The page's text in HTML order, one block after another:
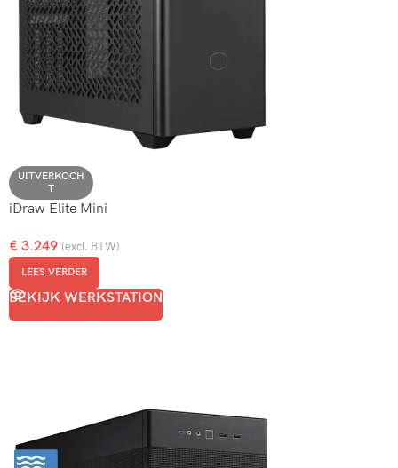
UITVERKOCH
T
iDraw Elite Mini
€ 3.249 (excl. BTW)
LEES VERDER
BEKIJK WERKSTATION